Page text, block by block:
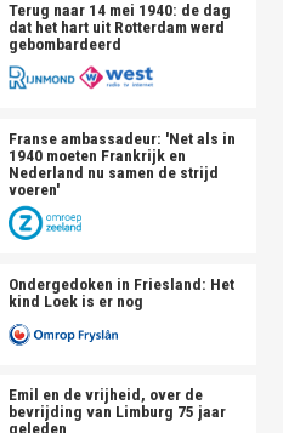
Terug naar 14 mei 1940: de dag
dat het hart uit Rotterdam werd
gebombardeerd
Franse ambassadeur: 'Net als in
1940 moeten Frankrijk en
Nederland nu samen de strijd
voeren'
Ondergedoken in Friesland: Het
kind Loek is er nog
Emil en de vrijheid, over de
bevrijding van Limburg 75 jaar
geleden